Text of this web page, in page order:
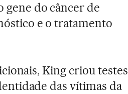
gene do câncer de
e o tratamento
King criou testes
das vítimas da